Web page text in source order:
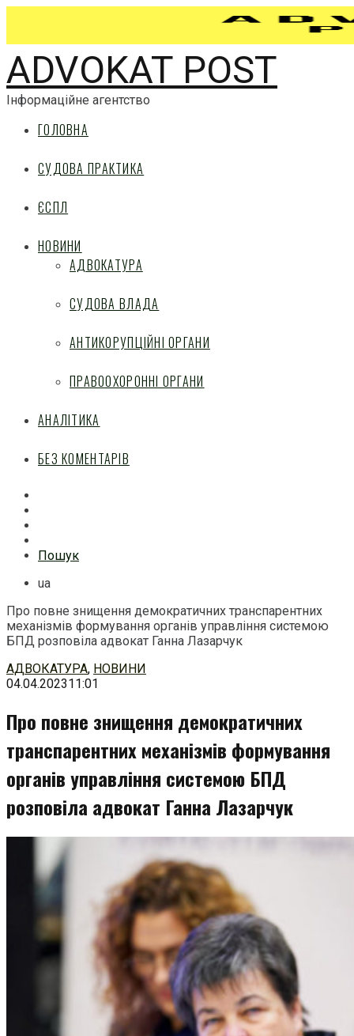
ADVOKAT POST
Інформаційне агентство
ГОЛОВНА
СУДОВА ПРАКТИКА
ЄСПЛ
НОВИНИ
АДВОКАТУРА
СУДОВА ВЛАДА
АНТИКОРУПЦІЙНІ ОРГАНИ
ПРАВООХОРОННІ ОРГАНИ
АНАЛІТИКА
БЕЗ КОМЕНТАРІВ
Пошук
ua
Про повне знищення демократичних транспарентних
механізмів формування органів управління системою
БПД розповіла адвокат Ганна Лазарчук
Перейти
до
АДВОКАТУРА, НОВИНИ
04.04.202311:01
Про повне знищення демократичних
транспарентних механізмів формування
органів управління системою БПД
розповіла адвокат Ганна Лазарчук